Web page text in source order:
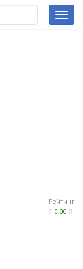
Рейтинг
0.00